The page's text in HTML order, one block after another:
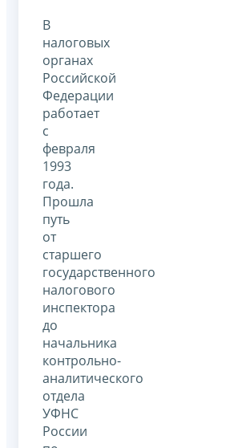
В
налоговых
органах
Российской
Федерации
работает
с
февраля
1993
года.
Прошла
путь
от
старшего
государственного
налогового
инспектора
до
начальника
контрольно-
аналитического
отдела
УФНС
России